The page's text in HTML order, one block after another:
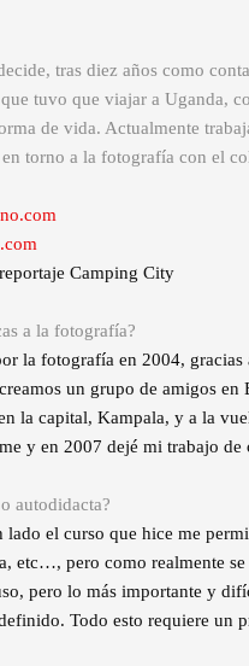
tras diez años como
tuvo que viajar a Uganda,
de vida. Actualmente
torno a la fotografía con el
Camping City
a la fotografía?
la fotografía en 2004,
un grupo de amigos
la capital, Kampala, y a la
y en 2007 dejé mi trabajo de
autodidacta?
lado el curso que hice me
etc…, pero como realmente
pero lo más importante y
Todo esto requiere un